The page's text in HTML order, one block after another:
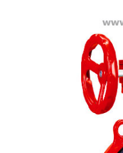
BUNA-N DISC INX 304 C/P